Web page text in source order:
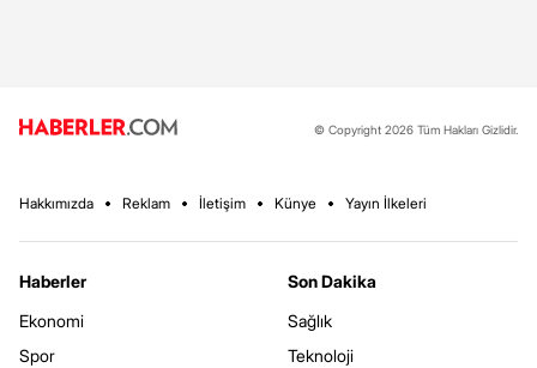
© Copyright 2026 Tüm Hakları Gizlidir.
Hakkımızda Reklam İletişim Künye Yayın İlkeleri
Haberler
Ekonomi
Spor
Son Dakika
Sağlık
Teknoloji